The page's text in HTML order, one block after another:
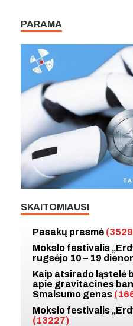
PARAMA
SKAITOMIAUSI
Pasakų prasmė
Mokslo festivalis
rugsėjo 10 – 19
Kaip atsirado ląstelė
apie gravitacines
Smalsumo genas
Mokslo festivalis
(13227)